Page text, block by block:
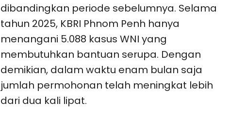
dibandingkan periode sebelumnya. Selama
tahun 2025, KBRI Phnom Penh hanya
menangani 5.088 kasus WNI yang
membutuhkan bantuan serupa. Dengan
demikian, dalam waktu enam bulan saja
jumlah permohonan telah meningkat lebih
dari dua kali lipat.